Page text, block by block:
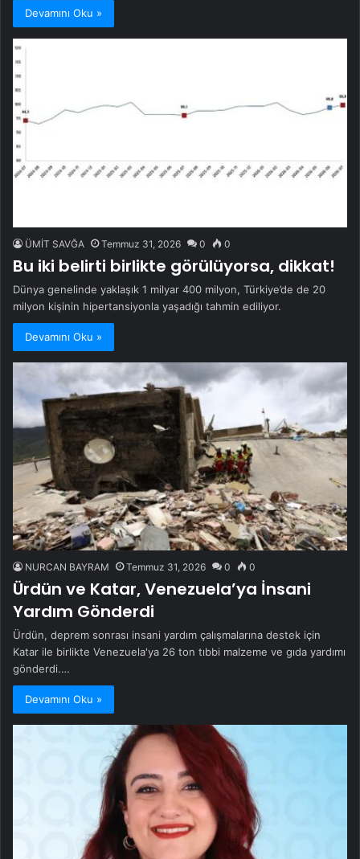
Devamını Oku »
ÜMİT SAVĞA Temmuz 31, 2026 0 0
Bu iki belirti birlikte görülüyorsa, dikkat!
Dünya genelinde yaklaşık 1 milyar 400 milyon, Türkiye’de de 20
milyon kişinin hipertansiyonla yaşadığı tahmin ediliyor.
Devamını Oku »
NURCAN BAYRAM Temmuz 31, 2026 0 0
Ürdün ve Katar, Venezuela’ya İnsani
Yardım Gönderdi
Ürdün, deprem sonrası insani yardım çalışmalarına destek için
Katar ile birlikte Venezuela'ya 26 ton tıbbi malzeme ve gıda yardımı
gönderdi.…
Devamını Oku »